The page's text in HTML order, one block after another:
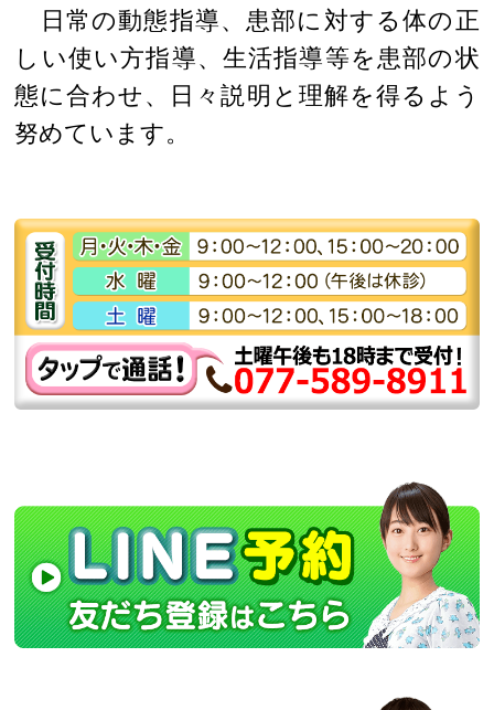
日常の動態指導、患部に対する体の正
しい使い方指導、生活指導等を患部の状
態に合わせ、日々説明と理解を得るよう
努めています。